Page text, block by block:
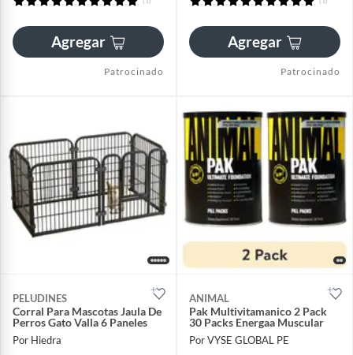
Agregar
Patrocinado
Agregar
Patrocinado
PELUDINES
Corral Para Mascotas Jaula De
Perros Gato Valla 6 Paneles
Por Hiedra
ANIMAL
Pak Multivitamanico 2 Pack
30 Packs Energaa Muscular
Por VYSE GLOBAL PE